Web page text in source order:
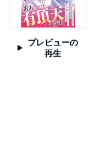
プレビューの
再生